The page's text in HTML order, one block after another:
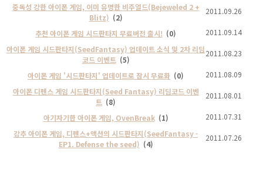
중독성 강한 아이폰 게임, 이미 유명한 비주얼드(Bejeweled 2 +
Blitz) (2)
2011.09.26
추천 아이폰 게임 시드판타지 무료버전 출시! (0)
2011.09.14
아이폰 게임 시드판타지(SeedFantasy) 업데이트 소식 및 2차 리딤
코드 이벤트 (5)
2011.08.23
아이폰 게임 '시드판타지' 업데이트로 잠시 무료화 (0)
2011.08.09
아이폰 디펜스 게임 시드판타지(Seed Fantasy) 리딤코드 이벤
트 (8)
2011.08.01
아기자기한 아이폰 게임, OvenBreak (1)
2011.07.31
강추 아이폰 게임, 디펜스+액션의 시드판타지(SeedFantasy -
EP1. Defense the seed) (4)
2011.07.26